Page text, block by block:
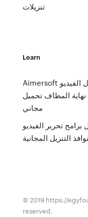
تنزيلات
Learn
Aimersoft محول الفيديو
المطاف تحميل
مجاني
برامج تحرير الفيديو
التنزيل المجانية
© 2019 https://
reserved.